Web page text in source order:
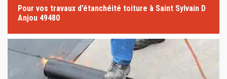
Pour vos travaux d’étanchéité toiture à Saint Sylvain D
Anjou 49480